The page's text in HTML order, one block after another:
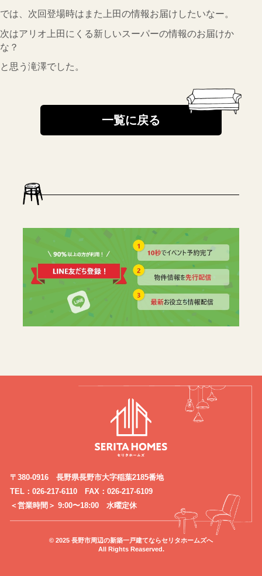
では、次回登場時はまた上田の情報お届けしたいなー。
次はアリオ上田にくる新しいスーパーの情報のお届けか
な？
と思う滝澤でした。
一覧に戻る
〒380-0916 長野県長野市大字稲葉2185番地
TEL：026-217-6110 FAX：026-217-6109
＜営業時間＞ 9:00〜18:00 水曜定休
© 2025 長野市周辺の新築一戸建てならセリタホームズへ
All Rights Reaserved.